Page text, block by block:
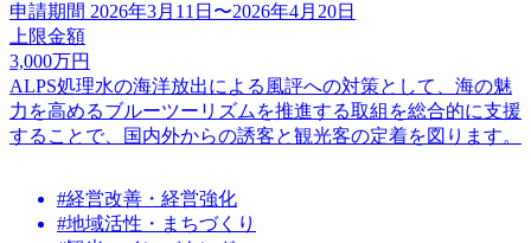
申請期間 2026年3月11日〜2026年4月20日
上限金額
3,000万円
ALPS処理水の海洋放出による風評への対策として、海の魅
力を高めるブルーツーリズムを推進する取組を総合的に支援
することで、国内外からの誘客と観光客の定着を図ります。
#経営改善・経営強化
#地域活性・まちづくり